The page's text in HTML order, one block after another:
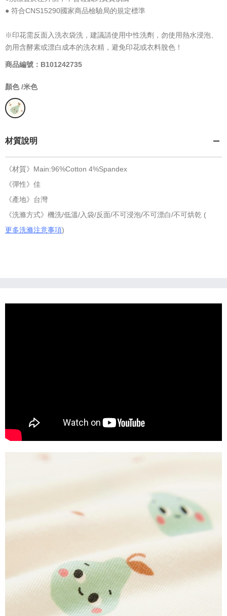
● 符合CNS15290國家商品檢驗局的規定標準
※印花需反面入洗衣袋洗，建議請使用中性洗劑，勿使用熱水浸泡、
勿用含酵素或漂白成本的洗衣精，避免印花或衣料脫色！
商品編號：B101242735
顏色 /米色
材質說明
《材質》Main:96%Cotton 4%Spandex
《彈性》佳
《產地》台灣
《洗滌方式》機洗/低溫/入袋/反面/不可浸泡/不可漂白/不可烘乾 (
更多洗滌注意事項)